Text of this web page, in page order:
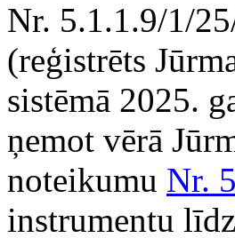
Nr. 5.1.1.9/1/
(reģistrēts
sistēmā 2025.
ņemot vērā
noteikumu Nr. 5
instrumentu